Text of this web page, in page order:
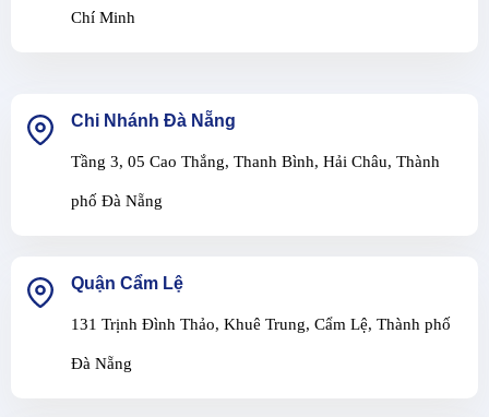
Chí Minh
Chi Nhánh Đà Nẵng
Tầng 3, 05 Cao Thắng, Thanh Bình, Hải Châu, Thành
phố Đà Nẵng
Quận Cẩm Lệ
131 Trịnh Đình Thảo, Khuê Trung, Cẩm Lệ, Thành phố
Đà Nẵng